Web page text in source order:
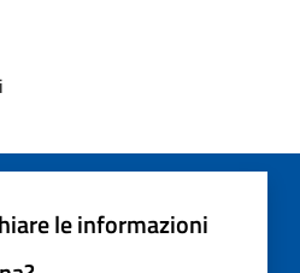
le informazioni